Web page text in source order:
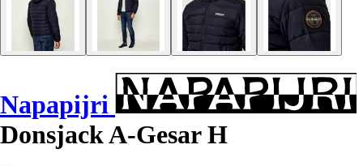
Napapijri
Donsjack A-Gesar H